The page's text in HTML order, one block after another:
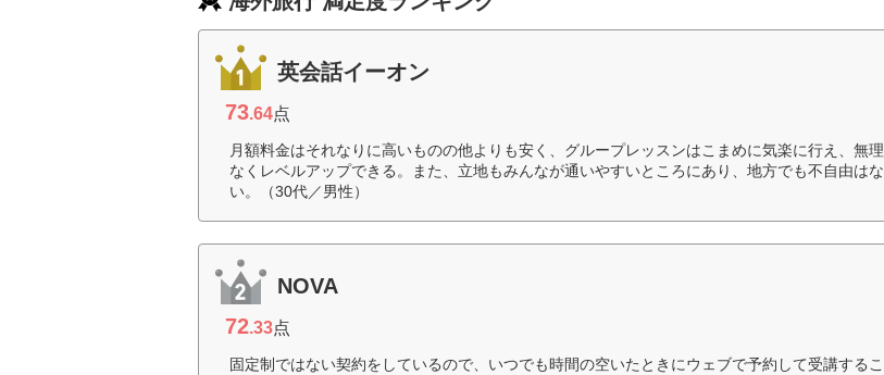
英会話イーオン
73.64点
月額料金はそれなりに高いものの他よりも安く、グループレッスンはこまめに気楽に行え、無理
なくレベルアップできる。また、立地もみんなが通いやすいところにあり、地方でも不自由はな
い。（30代／男性）
NOVA
72.33点
固定制ではない契約をしているので、いつでも時間の空いたときにウェブで予約して受講するこ